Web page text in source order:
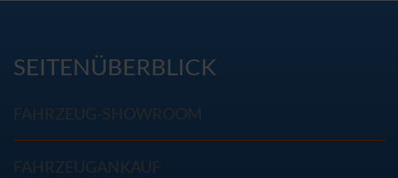
SEITENÜBERBLICK
FAHRZEUG-SHOWROOM
FAHRZEUGANKAUF